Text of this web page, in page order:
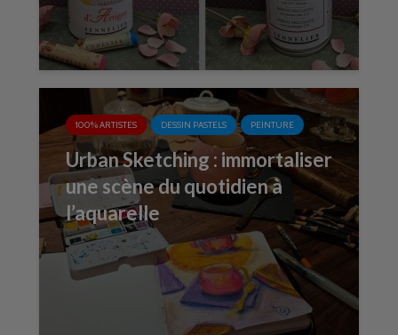
100% ARTISTES DESSIN PASTELS PEINTURE
Urban Sketching : immortaliser
une scène du quotidien à
l’aquarelle